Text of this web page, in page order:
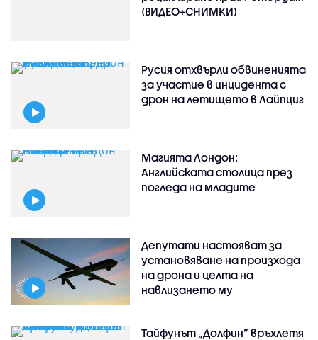
(ВИДЕО+СНИМКИ)
Русия отхвърли обвиненията
за участие в инцидента с
дрон на летището в Лайпциг
Магията Лондон:
Английската столица през
погледа на младите
Депутати настояват за
установяване на произхода
на дрона и целта на
навлизането му
Тайфунът „Долфин” връхлетя